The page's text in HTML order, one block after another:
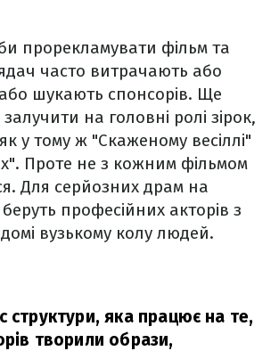
прорекламувати фільм та
часто витрачають або
шукають спонсорів. Ще
на головні ролі зірок,
у тому ж "Скаженому весіллі"
Проте не з кожним фільмом
Для серйозних драм на
беруть професійних акторів з
вузькому колу людей.
структури, яка працює на те,
творили образи,